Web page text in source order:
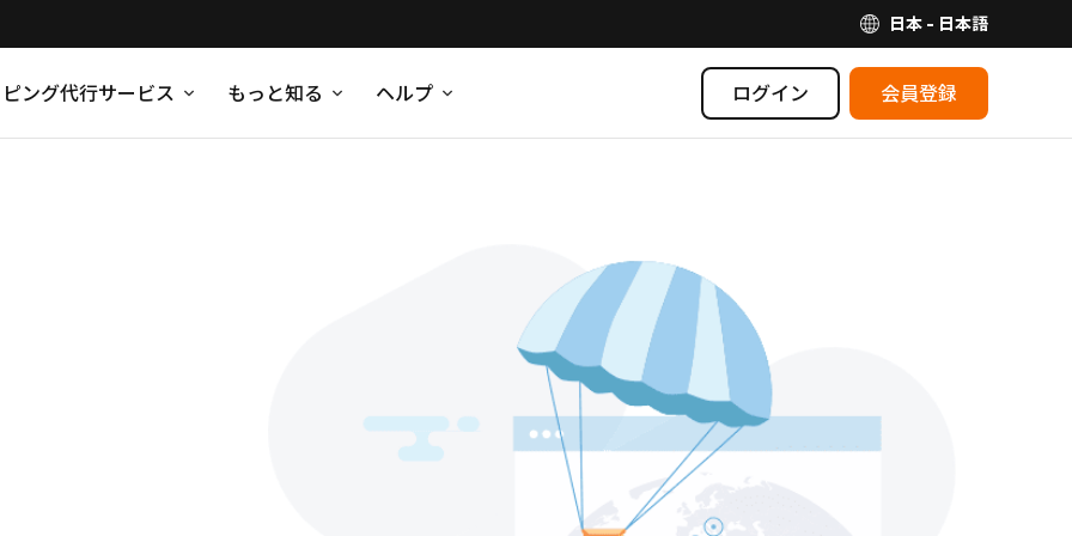
日本 - 日本語
ング代行サービス もっと知る ヘルプ ログイン 会員登録